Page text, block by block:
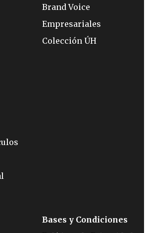
Brand Voice
Empresariales
Colección ÚH
Bases y Condiciones